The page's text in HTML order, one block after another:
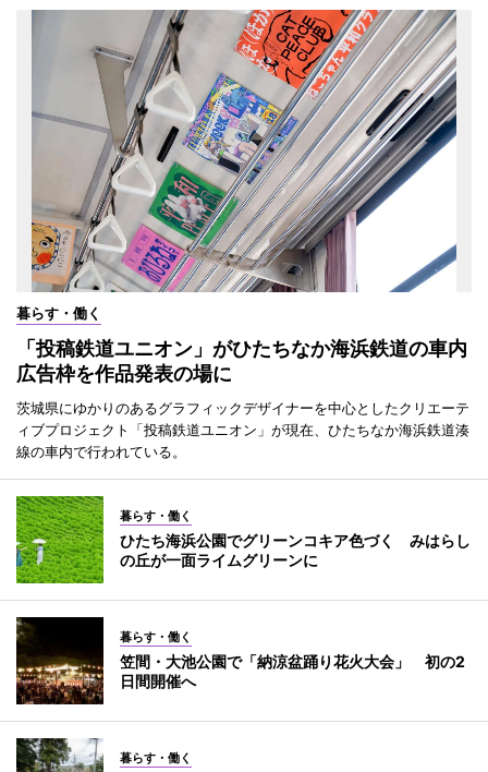
暮らす・働く
「投稿鉄道ユニオン」がひたちなか海浜鉄道の車内
広告枠を作品発表の場に
茨城県にゆかりのあるグラフィックデザイナーを中心としたクリエーテ
ィブプロジェクト「投稿鉄道ユニオン」が現在、ひたちなか海浜鉄道湊
線の車内で行われている。
暮らす・働く
ひたち海浜公園でグリーンコキア色づく みはらし
の丘が一面ライムグリーンに
暮らす・働く
笠間・大池公園で「納涼盆踊り花火大会」 初の2
日間開催へ
暮らす・働く